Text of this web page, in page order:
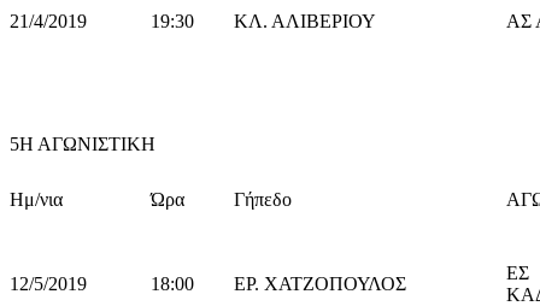
21/4/2019 19:30 ΚΛ. ΑΛΙΒΕΡΙΟΥ ΑΣ
5Η ΑΓΩΝΙΣΤΙΚΗ
Ημ/νια Ώρα Γήπεδο
12/5/2019 18:00 ΕΡ. ΧΑΤΖΟΠΟΥΛΟΣ
ΕΣ